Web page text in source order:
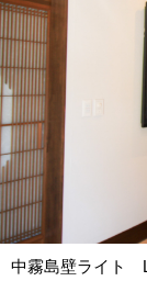
中霧島壁ライト